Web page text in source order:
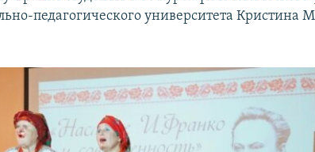
педагогического университета Кристина